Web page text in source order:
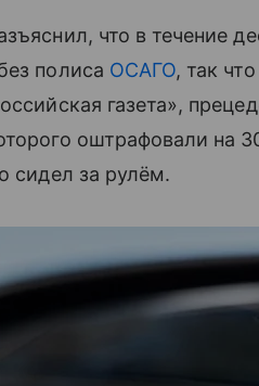
что в течение
полиса ОСАГО, так
газета»,
оштрафовали на
сидел за рулём.